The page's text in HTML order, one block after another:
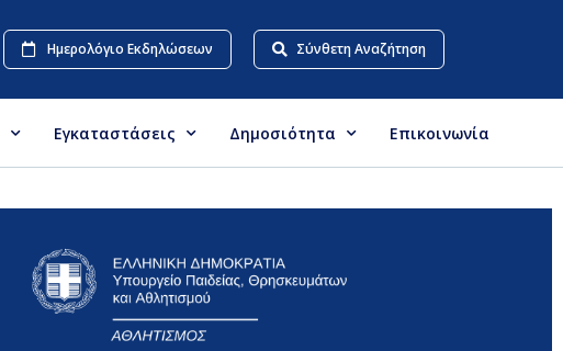
Ημερολόγιο Εκδηλώσεων Σύνθετη Αναζήτηση
Εγκαταστάσεις Δημοσιότητα Επικοινωνία